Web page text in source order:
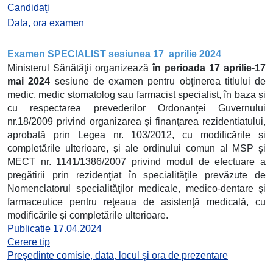
Candidaţi
Data, ora examen
Examen SPECIALIST sesiunea 17 aprilie 2024
Ministerul Sănătăţii organizeazăîn perioada 17 aprilie-17
mai 2024 sesiune de examen pentru obţinerea titlului de
medic, medic stomatolog sau farmacist specialist, în baza și
cu respectarea prevederilor Ordonanţei Guvernului
nr.18/2009 privind organizarea şi finanţarea rezidentiatului,
aprobată prin Legea nr. 103/2012, cu modificările și
completările ulterioare, și ale ordinului comun al MSP şi
MECT nr. 1141/1386/2007 privind modul de efectuare a
pregătirii prin rezidenţiat în specialităţile prevăzute de
Nomenclatorul specialităţilor medicale, medico-dentare şi
farmaceutice pentru reţeaua de asistenţă medicală, cu
modificările și completările ulterioare.
Publicatie 17.04.2024
Cerere tip
Preşedinte comisie, data, locul şi ora de prezentare